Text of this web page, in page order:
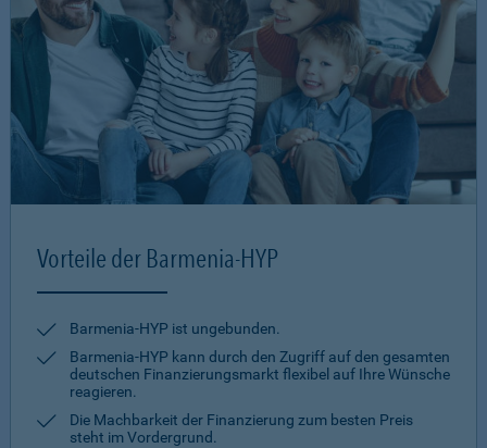
Vorteile der Barmenia-HYP
Barmenia-HYP ist ungebunden.
Barmenia-HYP kann durch den Zugriff auf den gesamten
deutschen Finanzierungsmarkt flexibel auf Ihre Wünsche
reagieren.
Die Machbarkeit der Finanzierung zum besten Preis
steht im Vordergrund.